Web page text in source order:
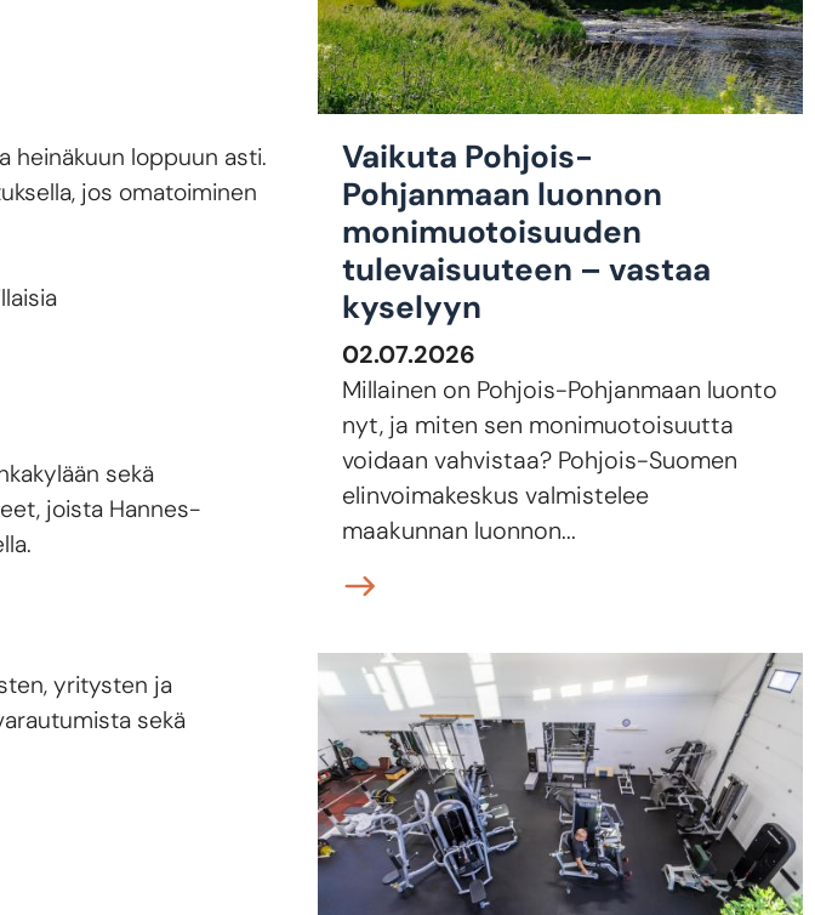
heinäkuun loppuun asti.
jos omatoiminen
sekä
joista Hannes-
yritysten ja
sekä
Vaikuta Pohjois-
Pohjanmaan luonnon
monimuotoisuuden
tulevaisuuteen – vastaa
kyselyyn
02.07.2026
Millainen on Pohjois-Pohjanmaan luonto
nyt, ja miten sen monimuotoisuutta
voidaan vahvistaa? Pohjois-Suomen
elinvoimakeskus valmistelee
maakunnan luonnon...